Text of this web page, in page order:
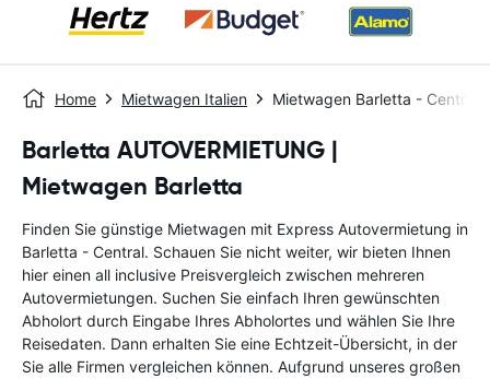
Home Mietwagen Italien Mietwagen Barletta - Central
Barletta AUTOVERMIETUNG |
Mietwagen Barletta
Finden Sie günstige Mietwagen mit Express Autovermietung in
Barletta - Central. Schauen Sie nicht weiter, wir bieten Ihnen
hier einen all inclusive Preisvergleich zwischen mehreren
Autovermietungen. Suchen Sie einfach Ihren gewünschten
Abholort durch Eingabe Ihres Abholortes und wählen Sie Ihre
Reisedaten. Dann erhalten Sie eine Echtzeit-Übersicht, in der
Sie alle Firmen vergleichen können. Aufgrund unseres großen